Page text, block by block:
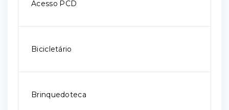
Acesso PCD
Bicicletário
Brinquedoteca